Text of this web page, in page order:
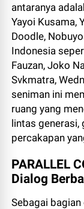
antaranya
Yayoi Kusama,
Doodle,
Indonesia
Fauzan, Joko
Svkmatra,
seniman ini
ruang yang
lintas generasi,
percakapan
PARALLEL
Dialog
Sebagai bagian